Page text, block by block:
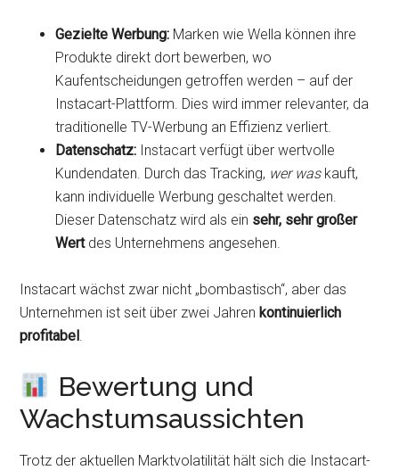
Gezielte Werbung: Marken wie Wella können ihre
Produkte direkt dort bewerben, wo
Kaufentscheidungen getroffen werden – auf der
Instacart-Plattform. Dies wird immer relevanter, da
traditionelle TV-Werbung an Effizienz verliert.
Datenschatz: Instacart verfügt über wertvolle
Kundendaten. Durch das Tracking, wer waskauft,
kann individuelle Werbung geschaltet werden.
Dieser Datenschatz wird als ein sehr, sehr großer
Wertdes Unternehmens angesehen.
Instacart wächst zwar nicht „bombastisch“, aber das
Unternehmen ist seit über zwei Jahrenkontinuierlich
profitabel.
Bewertung und
Wachstumsaussichten
Trotz der aktuellen Marktvolatilität hält sich die Instacart-